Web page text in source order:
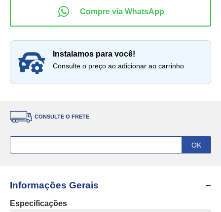
instalamos para você!
Consulte o preço ao adicionar ao carrinho
CONSULTE O FRETE
Informações Gerais
Especificações